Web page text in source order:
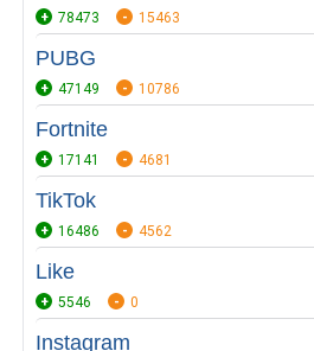
78473 15463
PUBG
47149 10786
Fortnite
17141 4681
TikTok
16486 4562
Like
5546 0
Instagram